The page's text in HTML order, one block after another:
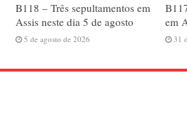
B118 – Três sepultamentos em
Assis neste dia 5 de agosto
5 de agosto de 2026
em
31